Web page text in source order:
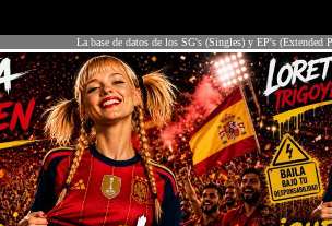
La base de datos de los SG's (Singles) y EP's (Extended